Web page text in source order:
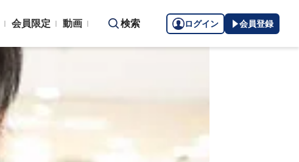
会員限定 動画 検索 ログイン 会員登録